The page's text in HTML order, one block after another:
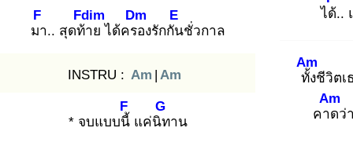
มา
F
.. สุดท้า
Fdim
ย ได้ครอ
Dm
งรักกัน
E
ชั่วกาล
INSTRU : Am | Am
* จบแบบนี้
F
แค่นิท
G
าน
ได้..
ทั้ง
Am
ชีวิตเ
คาด
Am
ว่